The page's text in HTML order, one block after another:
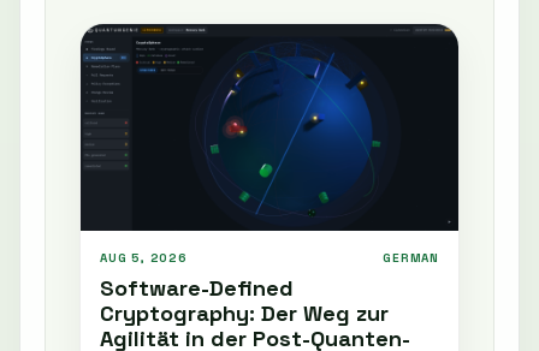
AUG 5, 2026 GERMAN
Software-Defined
Cryptography: Der Weg zur
Agilität in der Post-Quanten-